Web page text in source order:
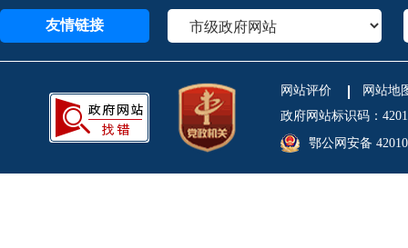
友情链接
网站评价
网站地
政府网站标识码：
鄂公网安备